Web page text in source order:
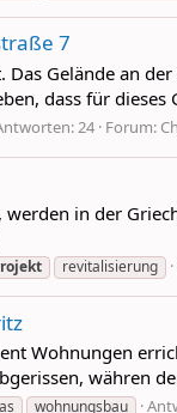
7
Gelände an
dass für
24 Forum:
in der
revitalisierung
Wohnungen
währen
wohnungsbau